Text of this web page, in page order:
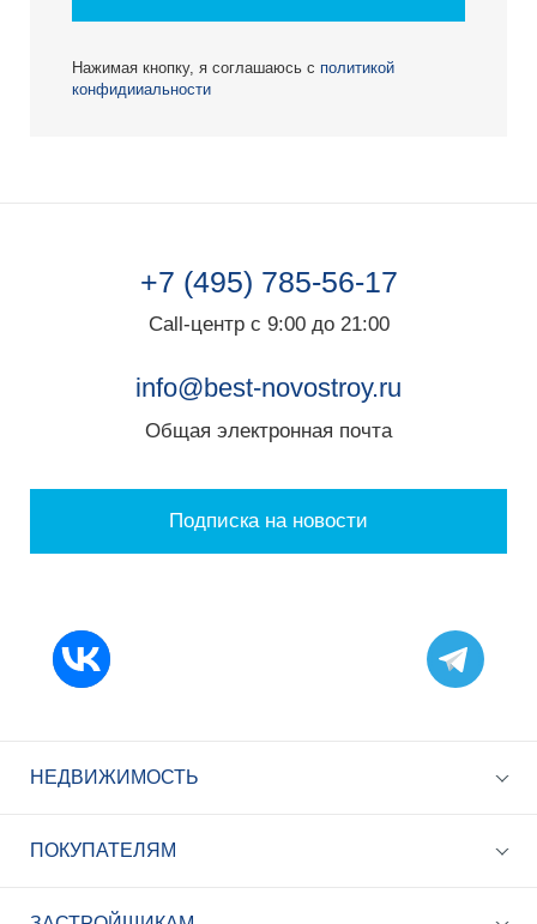
Нажимая кнопку, я соглашаюсь с политикой
конфидииальности
+7 (495) 785-56-17
Call-центр с 9:00 до 21:00
info@best-novostroy.ru
Общая электронная почта
Подписка на новости
НЕДВИЖИМОСТЬ
ПОКУПАТЕЛЯМ